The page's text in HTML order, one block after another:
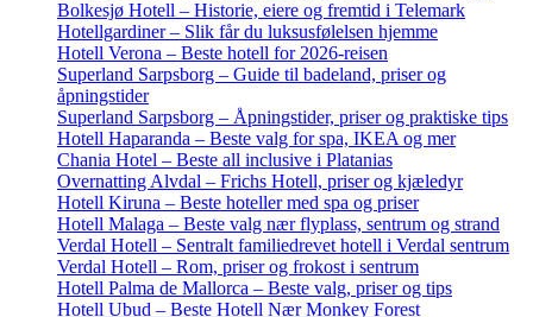
Bolkesjø Hotell – Historie, eiere og fremtid i Telemark
Hotellgardiner – Slik får du luksusfølelsen hjemme
Hotell Verona – Beste hotell for 2026-reisen
Superland Sarpsborg – Guide til badeland, priser og
åpningstider
Superland Sarpsborg – Åpningstider, priser og praktiske tips
Hotell Haparanda – Beste valg for spa, IKEA og mer
Chania Hotel – Beste all inclusive i Platanias
Overnatting Alvdal – Frichs Hotell, priser og kjæledyr
Hotell Kiruna – Beste hoteller med spa og priser
Hotell Malaga – Beste valg nær flyplass, sentrum og strand
Verdal Hotell – Sentralt familiedrevet hotell i Verdal sentrum
Verdal Hotell – Rom, priser og frokost i sentrum
Hotell Palma de Mallorca – Beste valg, priser og tips
Hotell Ubud – Beste Hotell Nær Monkey Forest